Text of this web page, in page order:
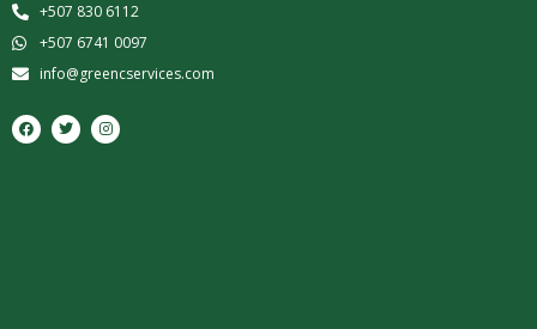
+507 830 6112
+507 6741 0097
info@greencservices.com
F
a
c
T
w
i
I
n
s